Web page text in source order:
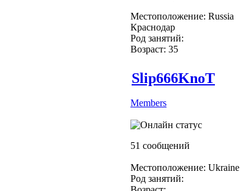
Местоположение: Russia
Краснодар
Род занятий:
Возраст: 35
Slip666KnoT
Members
51 сообщений
Местоположение: Ukraine
Род занятий: